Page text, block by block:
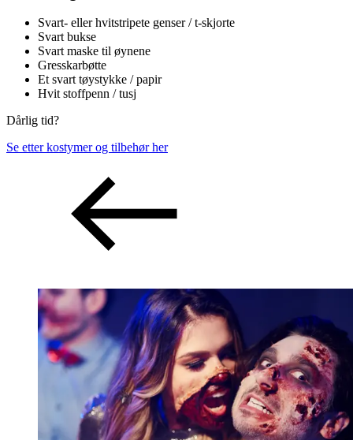
Svart- eller hvitstripete genser / t-skjorte
Svart bukse
Svart maske til øynene
Gresskarbøtte
Et svart tøystykke / papir
Hvit stoffpenn / tusj
Dårlig tid?
Se etter kostymer og tilbehør her